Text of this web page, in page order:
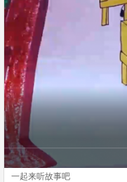
一起来听故事吧